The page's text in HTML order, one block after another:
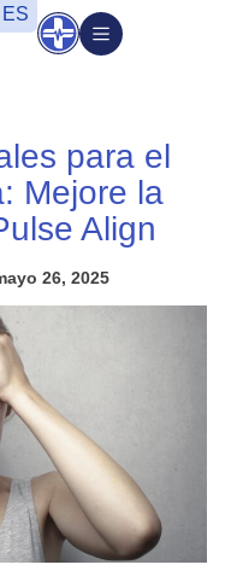
ES
Abrir
para el
Mejore la
Align
26, 2025